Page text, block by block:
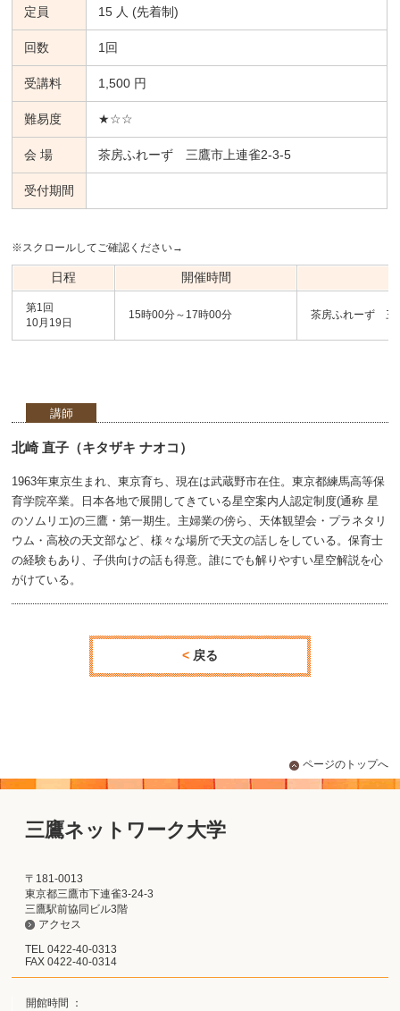
定員 15 人 (先着制)
回数 1回
受講料 1,500 円
難易度 ★☆☆
会 場 茶房ふれーず 三鷹市上連雀2-3-5
受付期間
※スクロールしてご確認ください→
日程 開催時間
第1回
10月19日
15時00分～17時00分 茶房ふれーず 三
講師
北崎 直子（キタザキ ナオコ）
1963年東京生まれ、東京育ち、現在は武蔵野市在住。東京都練馬高等保
育学院卒業。日本各地で展開してきている星空案内人認定制度(通称 星
のソムリエ)の三鷹・第一期生。主婦業の傍ら、天体観望会・プラネタリ
ウム・高校の天文部など、様々な場所で天文の話しをしている。保育士
の経験もあり、子供向けの話も得意。誰にでも解りやすい星空解説を心
がけている。
戻る
ページのトップへ
三鷹ネットワーク大学
〒181-0013
東京都三鷹市下連雀3-24-3
三鷹駅前協同ビル3階
アクセス
TEL 0422-40-0313
FAX 0422-40-0314
開館時間 ：